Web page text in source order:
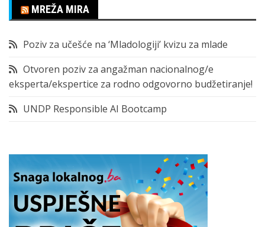
MREŽA MIRA
Poziv za učešće na ‘Mladologiji’ kvizu za mlade
Otvoren poziv za angažman nacionalnog/e
eksperta/ekspertice za rodno odgovorno budžetiranje!
UNDP Responsible AI Bootcamp